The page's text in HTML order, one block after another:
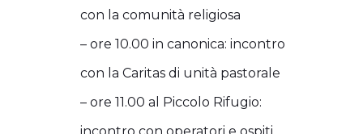
con la comunità religiosa
– ore 10.00 in canonica: incontro
con la Caritas di unità pastorale
– ore 11.00 al Piccolo Rifugio: